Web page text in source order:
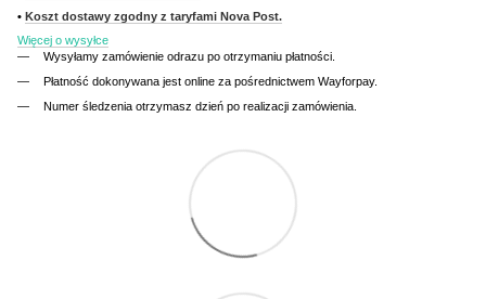
• Koszt dostawy zgodny z taryfami Nova Post.
Więcej o wysyłce
Wysyłamy zamówienie odrazu po otrzymaniu płatności.
Płatność dokonywana jest online za pośrednictwem Wayforpay.
Numer śledzenia otrzymasz dzień po realizacji zamówienia.